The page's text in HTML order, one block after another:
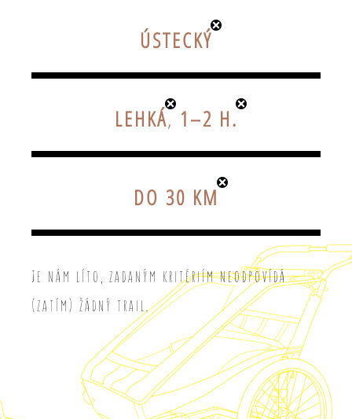
ÚSTECKÝ
LEHKÁ, 1–2 H.
DO 30 KM
Je nám líto, zadaným kritériím neodpovídá
(zatím) žádný trail.